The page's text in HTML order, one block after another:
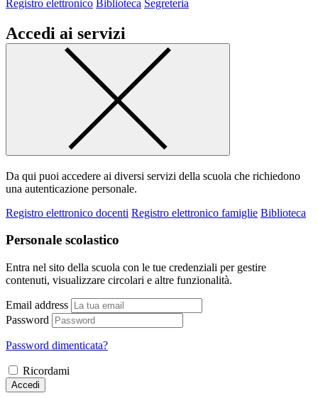
Registro elettronico Biblioteca Segreteria
Accedi ai servizi
Da qui puoi accedere ai diversi servizi della scuola che richiedono
una autenticazione personale.
Registro elettronico docenti Registro elettronico famiglie Biblioteca
Personale scolastico
Entra nel sito della scuola con le tue credenziali per gestire
contenuti, visualizzare circolari e altre funzionalità.
Email address
Password
Password dimenticata?
Ricordami
Accedi